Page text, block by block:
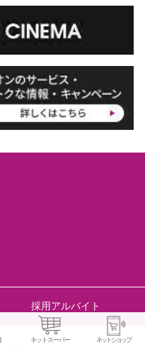
ネットスーパー ネットショップ
採用アルバイト